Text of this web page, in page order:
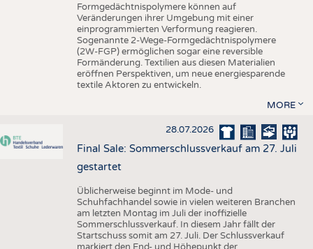
Formgedächtnispolymere können auf
Veränderungen ihrer Umgebung mit einer
einprogrammierten Verformung reagieren.
Sogenannte 2-Wege-Formgedächtnispolymere
(2W-FGP) ermöglichen sogar eine reversible
Formänderung. Textilien aus diesen Materialien
eröffnen Perspektiven, um neue energiesparende
textile Aktoren zu entwickeln.
MORE
28.07.2026
Final Sale: Sommerschlussverkauf am 27. Juli
gestartet
Üblicherweise beginnt im Mode- und
Schuhfachhandel sowie in vielen weiteren Branchen
am letzten Montag im Juli der inoffizielle
Sommerschlussverkauf. In diesem Jahr fällt der
Startschuss somit am 27. Juli. Der Schlussverkauf